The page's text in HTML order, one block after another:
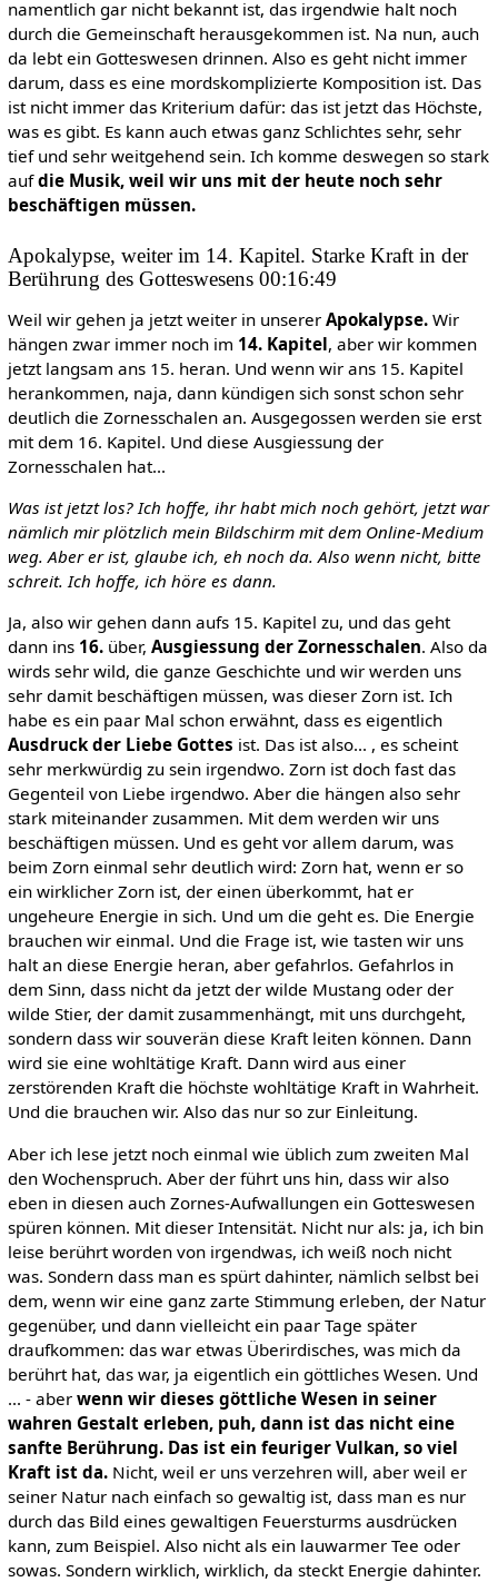
namentlich gar nicht bekannt ist, das irgendwie halt noch
durch die Gemeinschaft herausgekommen ist. Na nun, auch
da lebt ein Gotteswesen drinnen. Also es geht nicht immer
darum, dass es eine mordskomplizierte Komposition ist. Das
ist nicht immer das Kriterium dafür: das ist jetzt das Höchste,
was es gibt. Es kann auch etwas ganz Schlichtes sehr, sehr
tief und sehr weitgehend sein. Ich komme deswegen so stark
aufdie Musik, weil wir uns mit der heute noch sehr
beschäftigen müssen.
Apokalypse, weiter im 14. Kapitel. Starke Kraft in der
Berührung des Gotteswesens 00:16:49
Weil wir gehen ja jetzt weiter in unserer Apokalypse.Wir
hängen zwar immer noch im 14. Kapitel, aber wir kommen
jetzt langsam ans 15. heran. Und wenn wir ans 15. Kapitel
herankommen, naja, dann kündigen sich sonst schon sehr
deutlich die Zornesschalen an. Ausgegossen werden sie erst
mit dem 16. Kapitel. Und diese Ausgiessung der
Zornesschalen hat...
Was ist jetzt los? Ich hoffe, ihr habt mich noch gehört, jetzt war
nämlich mir plötzlich mein Bildschirm mit dem Online-Medium
weg. Aber er ist, glaube ich, eh noch da. Also wenn nicht, bitte
schreit. Ich hoffe, ich höre es dann.
Ja, also wir gehen dann aufs 15. Kapitel zu, und das geht
dann ins 16.über, Ausgiessung der Zornesschalen. Also da
wirds sehr wild, die ganze Geschichte und wir werden uns
sehr damit beschäftigen müssen, was dieser Zorn ist. Ich
habe es ein paar Mal schon erwähnt, dass es eigentlich
Ausdruck der Liebe Gottes ist. Das ist also... , es scheint
sehr merkwürdig zu sein irgendwo. Zorn ist doch fast das
Gegenteil von Liebe irgendwo. Aber die hängen also sehr
stark miteinander zusammen. Mit dem werden wir uns
beschäftigen müssen. Und es geht vor allem darum, was
beim Zorn einmal sehr deutlich wird: Zorn hat, wenn er so
ein wirklicher Zorn ist, der einen überkommt, hat er
ungeheure Energie in sich. Und um die geht es. Die Energie
brauchen wir einmal. Und die Frage ist, wie tasten wir uns
halt an diese Energie heran, aber gefahrlos. Gefahrlos in
dem Sinn, dass nicht da jetzt der wilde Mustang oder der
wilde Stier, der damit zusammenhängt, mit uns durchgeht,
sondern dass wir souverän diese Kraft leiten können. Dann
wird sie eine wohltätige Kraft. Dann wird aus einer
zerstörenden Kraft die höchste wohltätige Kraft in Wahrheit.
Und die brauchen wir. Also das nur so zur Einleitung.
Aber ich lese jetzt noch einmal wie üblich zum zweiten Mal
den Wochenspruch. Aber der führt uns hin, dass wir also
eben in diesen auch Zornes-Aufwallungen ein Gotteswesen
spüren können. Mit dieser Intensität. Nicht nur als: ja, ich bin
leise berührt worden von irgendwas, ich weiß noch nicht
was. Sondern dass man es spürt dahinter, nämlich selbst bei
dem, wenn wir eine ganz zarte Stimmung erleben, der Natur
gegenüber, und dann vielleicht ein paar Tage später
draufkommen: das war etwas Überirdisches, was mich da
berührt hat, das war, ja eigentlich ein göttliches Wesen. Und
... - aber wenn wir dieses göttliche Wesen in seiner
wahren Gestalt erleben, puh, dann ist das nicht eine
sanfte Berührung. Das ist ein feuriger Vulkan, so viel
Kraft ist da.Nicht, weil er uns verzehren will, aber weil er
seiner Natur nach einfach so gewaltig ist, dass man es nur
durch das Bild eines gewaltigen Feuersturms ausdrücken
kann, zum Beispiel. Also nicht als ein lauwarmer Tee oder
sowas. Sondern wirklich, wirklich, da steckt Energie dahinter.